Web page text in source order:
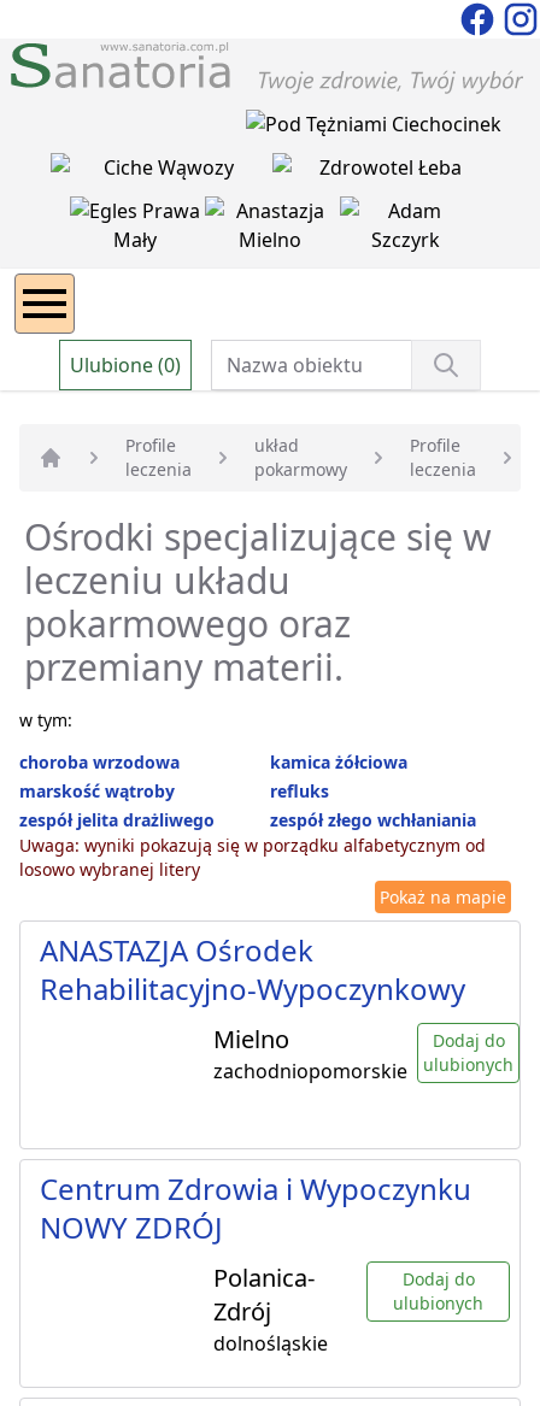
Ulubione (0)
Strona główna
Profile
leczenia
układ
pokarmowy
Profile
leczenia
Ośrodki specjalizujące się w
leczeniu układu
pokarmowego oraz
przemiany materii.
w tym:
choroba wrzodowa
kamica żółciowa
marskość wątroby
refluks
zespół jelita drażliwego
zespół złego wchłaniania
Uwaga: wyniki pokazują się w porządku alfabetycznym od
losowo wybranej litery
Pokaż na mapie
ANASTAZJA Ośrodek
Rehabilitacyjno-Wypoczynkowy
Mielno
zachodniopomorskie
Dodaj do
ulubionych
Centrum Zdrowia i Wypoczynku
NOWY ZDRÓJ
Polanica-
Zdrój
dolnośląskie
Dodaj do
ulubionych